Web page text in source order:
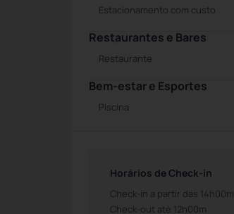
Estacionamento com custo
Restaurantes e Bares
Restaurante
Bem-estar e Esportes
Piscina
Horários de Check-in
Check-in a partir das 14h00m
Check-out até 12h00m